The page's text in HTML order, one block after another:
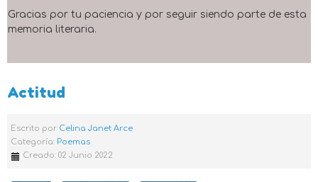
Gracias por tu paciencia y por seguir siendo parte de esta
memoria literaria.
Actitud
Escrito por Celina Janet Arce
Categoría: Poemas
Creado: 02 Junio 2022